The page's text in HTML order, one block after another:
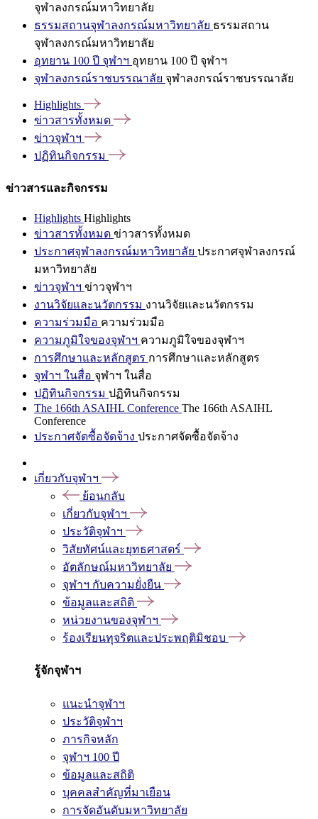
จุฬาลงกรณ์มหาวิทยาลัย
ธรรมสถานจุฬาลงกรณ์มหาวิทยาลัย ธรรมสถาน
จุฬาลงกรณ์มหาวิทยาลัย
อุทยาน 100 ปี จุฬาฯ อุทยาน 100 ปี จุฬาฯ
จุฬาลงกรณ์ราชบรรณาลัย จุฬาลงกรณ์ราชบรรณาลัย
Highlights
ข่าวสารทั้งหมด
ข่าวจุฬาฯ
ปฏิทินกิจกรรม
ข่าวสารและกิจกรรม
Highlights Highlights
ข่าวสารทั้งหมด ข่าวสารทั้งหมด
ประกาศจุฬาลงกรณ์มหาวิทยาลัย ประกาศจุฬาลงกรณ์
มหาวิทยาลัย
ข่าวจุฬาฯ ข่าวจุฬาฯ
งานวิจัยและนวัตกรรม งานวิจัยและนวัตกรรม
ความร่วมมือ ความร่วมมือ
ความภูมิใจของจุฬาฯ ความภูมิใจของจุฬาฯ
การศึกษาและหลักสูตร การศึกษาและหลักสูตร
จุฬาฯ ในสื่อ จุฬาฯ ในสื่อ
ปฏิทินกิจกรรม ปฏิทินกิจกรรม
The 166th ASAIHL Conference The 166th ASAIHL
Conference
ประกาศจัดซื้อจัดจ้าง ประกาศจัดซื้อจัดจ้าง
เกี่ยวกับจุฬาฯ
ย้อนกลับ
เกี่ยวกับจุฬาฯ
ประวัติจุฬาฯ
วิสัยทัศน์และยุทธศาสตร์
อัตลักษณ์มหาวิทยาลัย
จุฬาฯ กับความยั่งยืน
ข้อมูลและสถิติ
หน่วยงานของจุฬาฯ
ร้องเรียนทุจริตและประพฤติมิชอบ
รู้จักจุฬาฯ
แนะนำจุฬาฯ
ประวัติจุฬาฯ
ภารกิจหลัก
จุฬาฯ 100 ปี
ข้อมูลและสถิติ
บุคคลสำคัญที่มาเยือน
การจัดอันดับมหาวิทยาลัย